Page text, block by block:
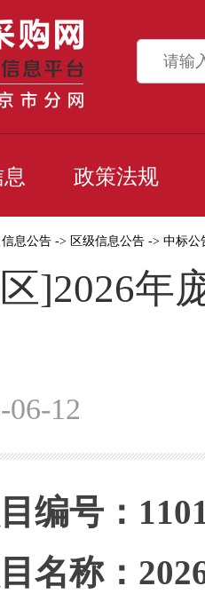
政策法规
信息公告 -> 区级信息公告 -> 中标公
]2026年
06-12
编号：
名称：